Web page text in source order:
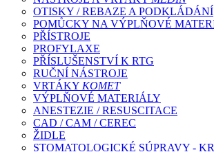
OTISKY / REBAZE A PODKLÁDÁNÍ
POMŮCKY NA VÝPLŇOVÉ
PŘÍSTROJE
PROFYLAXE
PŘÍSLUŠENSTVÍ K RTG
RUČNÍ NÁSTROJE
VRTÁKY KOMET
VÝPLŇOVÉ MATERIÁLY
ANESTEZIE / RESUSCITACE
CAD / CAM / CEREC
ŽIDLE
STOMATOLOGICKÉ SÚPRAVY -